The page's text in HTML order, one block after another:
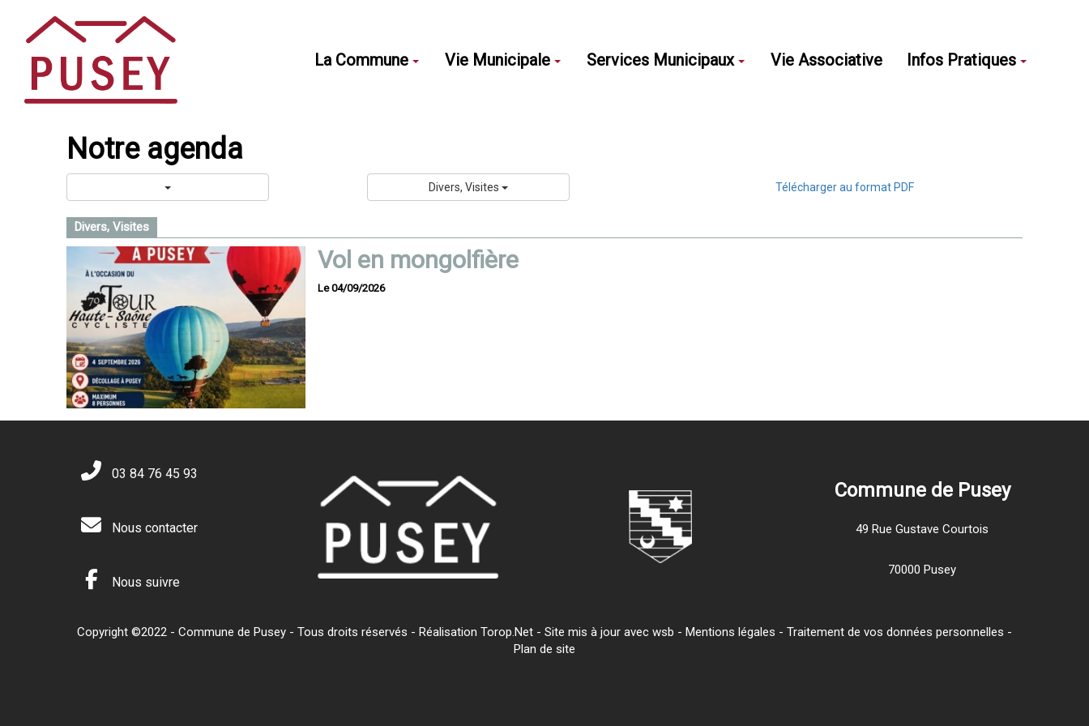
La Commune Vie Municipale Services Municipaux Vie Associative Infos Pratiques
Notre agenda
Divers, Visites Télécharger au format PDF
Divers, Visites
Vol en mongolfière
Le 04/09/2026
03 84 76 45 93
Nous contacter
Nous suivre
Commune de Pusey
49 Rue Gustave Courtois
70000 Pusey
Copyright ©2022 - Commune de Pusey - Tous droits réservés - Réalisation Torop.Net - Site mis à jour avec wsb - Mentions légales - Traitement de vos données personnelles -
Plan de site